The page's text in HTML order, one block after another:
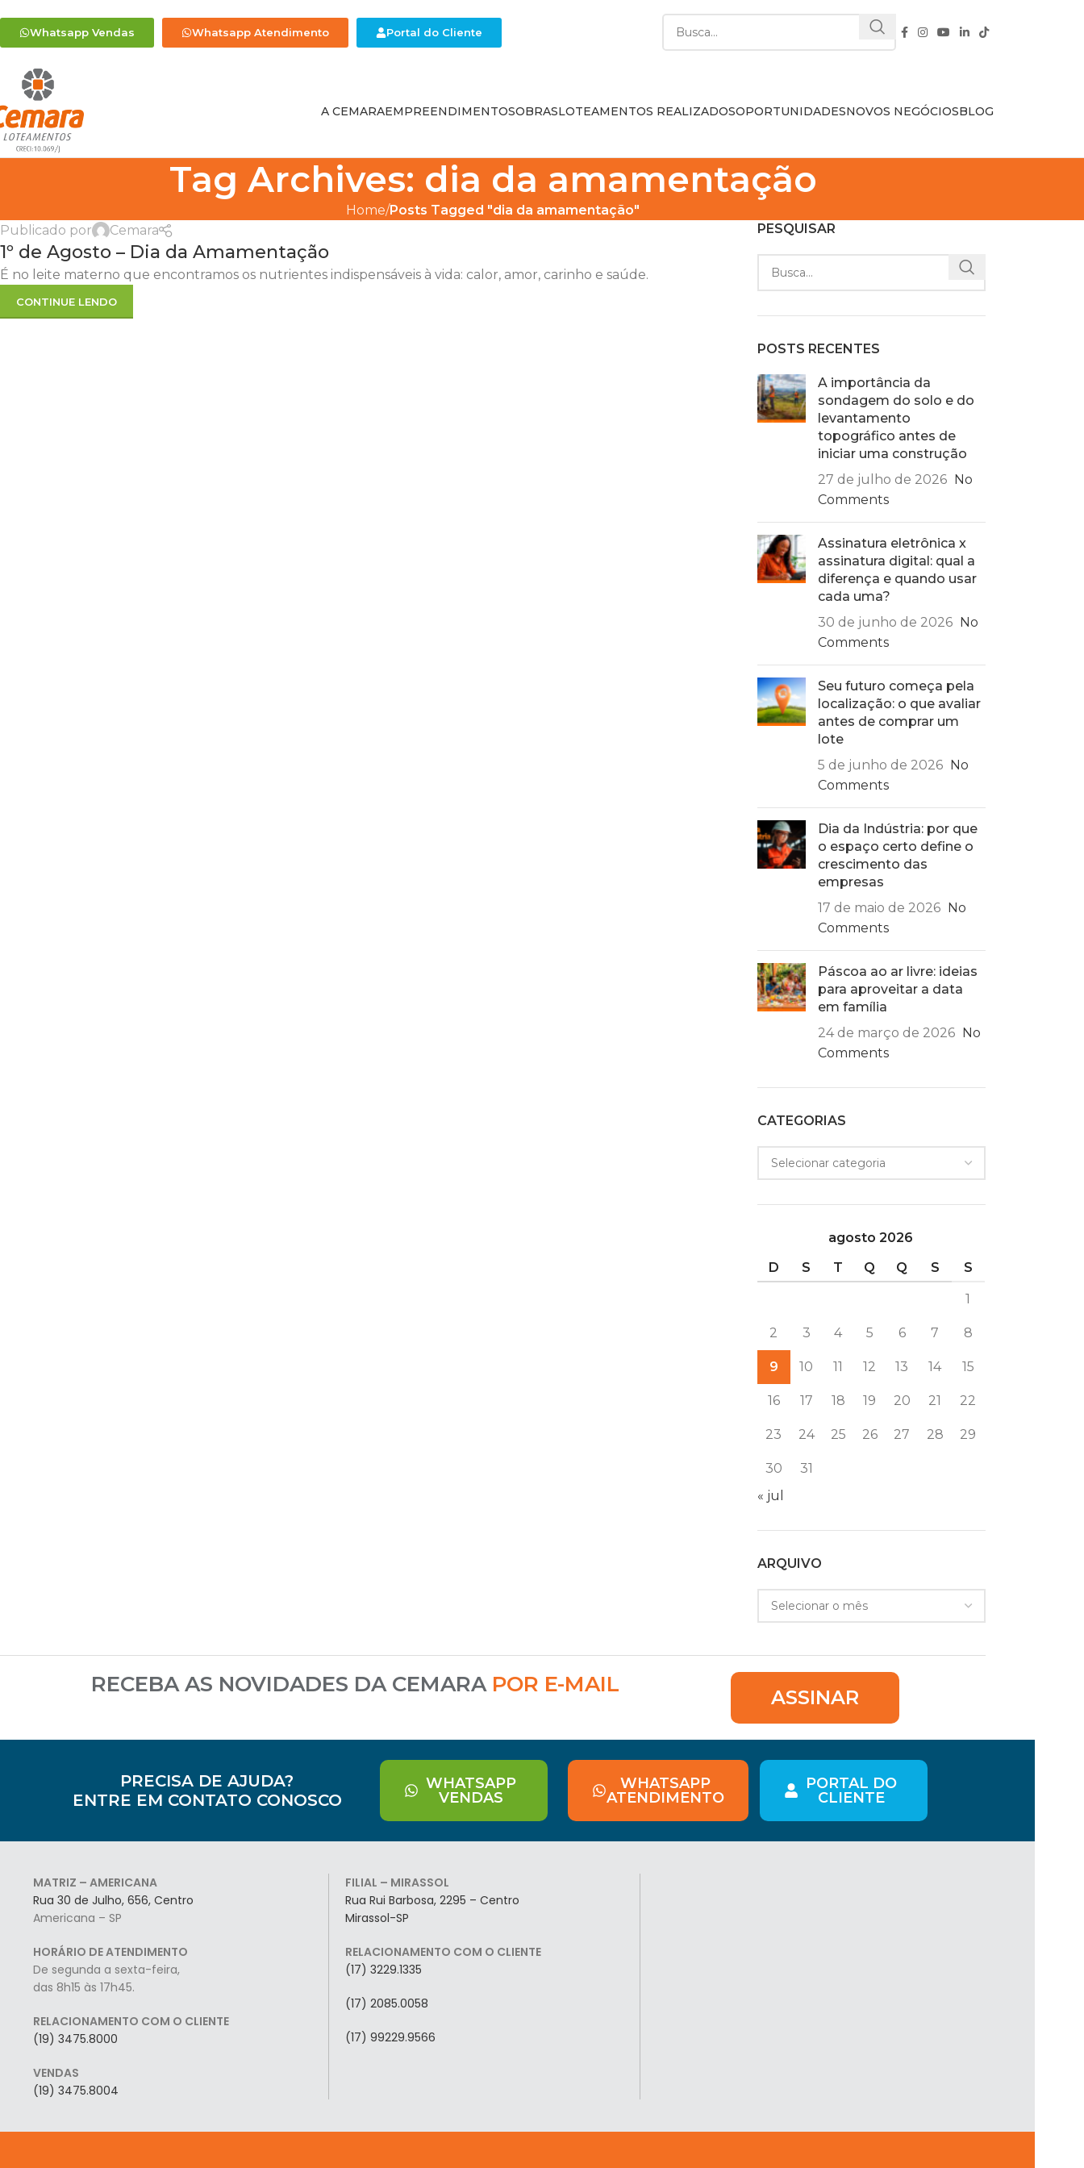
Whatsapp Vendas Whatsapp Atendimento Portal do Cliente
A CEMARAEMPREENDIMENTOSOBRASLOTEAMENTOS REALIZADOSOPORTUNIDADESNOVOS NEGÓCIOSBLOG
Tag Archives: dia da amamentação
Home Posts Tagged "dia da amamentação"
Publicado por
Cemara
1º de Agosto – Dia da Amamentação
É no leite materno que encontramos os nutrientes indispensáveis à vida: calor, amor, carinho e saúde.
CONTINUE LENDO
PESQUISAR
POSTS RECENTES
A importância da
sondagem do solo e do
levantamento
topográfico antes de
iniciar uma construção
27 de julho de 2026 No
Comments
Assinatura eletrônica x
assinatura digital: qual a
diferença e quando usar
cada uma?
30 de junho de 2026 No
Comments
Seu futuro começa pela
localização: o que avaliar
antes de comprar um
lote
5 de junho de 2026 No
Comments
Dia da Indústria: por que
o espaço certo define o
crescimento das
empresas
17 de maio de 2026 No
Comments
Páscoa ao ar livre: ideias
para aproveitar a data
em família
24 de março de 2026 No
Comments
CATEGORIAS
agosto 2026
D
S T Q Q S S
1
2 3 4 5 6 7 8
9 10 11 12 13 14 15
16 17 18 19 20 21 22
23 24 25 26 27 28 29
30
31
« jul
ARQUIVO
RECEBA AS NOVIDADES DA CEMARA POR E-MAIL
ASSINAR
PRECISA DE AJUDA?
ENTRE EM CONTATO CONOSCO
WHATSAPP
VENDAS
WHATSAPP
ATENDIMENTO
PORTAL DO
CLIENTE
MATRIZ – AMERICANA
Rua 30 de Julho, 656, Centro
Americana – SP
HORÁRIO DE ATENDIMENTO
De segunda a sexta-feira,
das 8h15 às 17h45.
RELACIONAMENTO COM O CLIENTE
(19) 3475.8000
VENDAS
(19) 3475.8004
FILIAL – MIRASSOL
Rua Rui Barbosa, 2295 – Centro
Mirassol-SP
RELACIONAMENTO COM O CLIENTE
(17) 3229.1335
(17) 2085.0058
(17) 99229.9566